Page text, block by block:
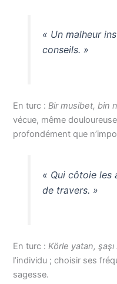
« Un malheur
conseils. »
En turc :Bir musibet, bin
vécue, même
profondément que
« Qui côtoie les
de travers. »
En turc :Körle yatan,
l’individu ; choisir ses
sagesse.